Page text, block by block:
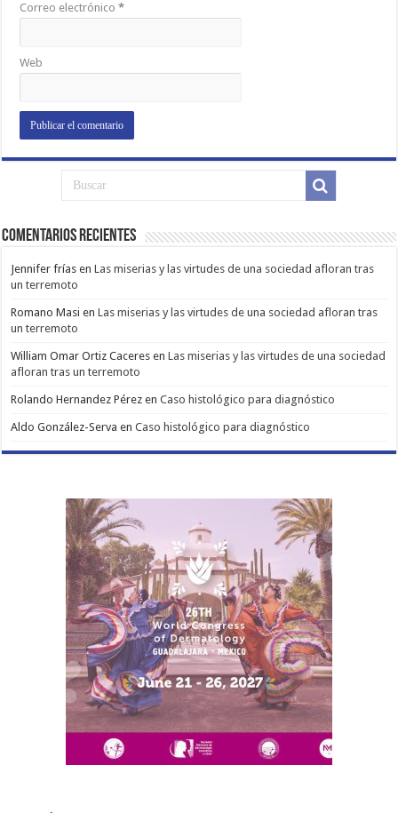
Correo electrónico*
Web
Comentarios Recientes
Jennifer frías enLas miserias y las virtudes de una sociedad afloran tras
un terremoto
Romano Masi enLas miserias y las virtudes de una sociedad afloran tras
un terremoto
William Omar Ortiz Caceres enLas miserias y las virtudes de una sociedad
afloran tras un terremoto
Rolando Hernandez Pérez enCaso histológico para diagnóstico
Aldo González-Serva enCaso histológico para diagnóstico